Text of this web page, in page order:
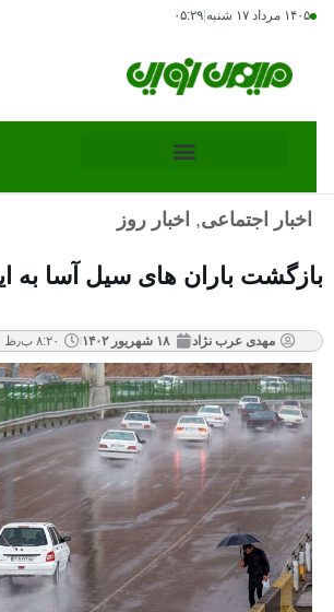
۱۴۰۵ مرداد ۱۷ شنبه ۰۵:۲۹
اخبار اجتماعی, اخبار روز
بازگشت باران های سیل آسا به
مهدی عرب نژاد ۱۸ شهریور ۱۴۰۲ ۸:۲۰ ب٫ظ